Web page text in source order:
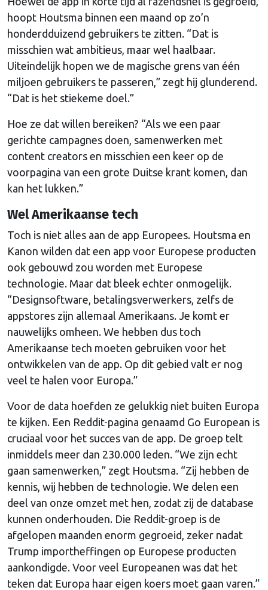
hoopt Houtsma binnen een maand op zo’n
honderdduizend gebruikers te zitten. “Dat is
misschien wat ambitieus, maar wel haalbaar.
Uiteindelijk hopen we de magische grens van één
miljoen gebruikers te passeren,” zegt hij glunderend.
“Dat is het stiekeme doel.”
Hoe ze dat willen bereiken? “Als we een paar
gerichte campagnes doen, samenwerken met
content creators en misschien een keer op de
voorpagina van een grote Duitse krant komen, dan
kan het lukken.”
Wel Amerikaanse tech
Toch is niet alles aan de app Europees. Houtsma en
Kanon wilden dat een app voor Europese producten
ook gebouwd zou worden met Europese
technologie. Maar dat bleek echter onmogelijk.
“Designsoftware, betalingsverwerkers, zelfs de
appstores zijn allemaal Amerikaans. Je komt er
nauwelijks omheen. We hebben dus toch
Amerikaanse tech moeten gebruiken voor het
ontwikkelen van de app. Op dit gebied valt er nog
veel te halen voor Europa.”
Voor de data hoefden ze gelukkig niet buiten Europa
te kijken. Een Reddit-pagina genaamd Go European is
cruciaal voor het succes van de app. De groep telt
inmiddels meer dan 230.000 leden. “We zijn echt
gaan samenwerken,” zegt Houtsma. “Zij hebben de
kennis, wij hebben de technologie. We delen een
deel van onze omzet met hen, zodat zij de database
kunnen onderhouden. Die Reddit-groep is de
afgelopen maanden enorm gegroeid, zeker nadat
Trump importheffingen op Europese producten
aankondigde. Voor veel Europeanen was dat het
teken dat Europa haar eigen koers moet gaan varen.”